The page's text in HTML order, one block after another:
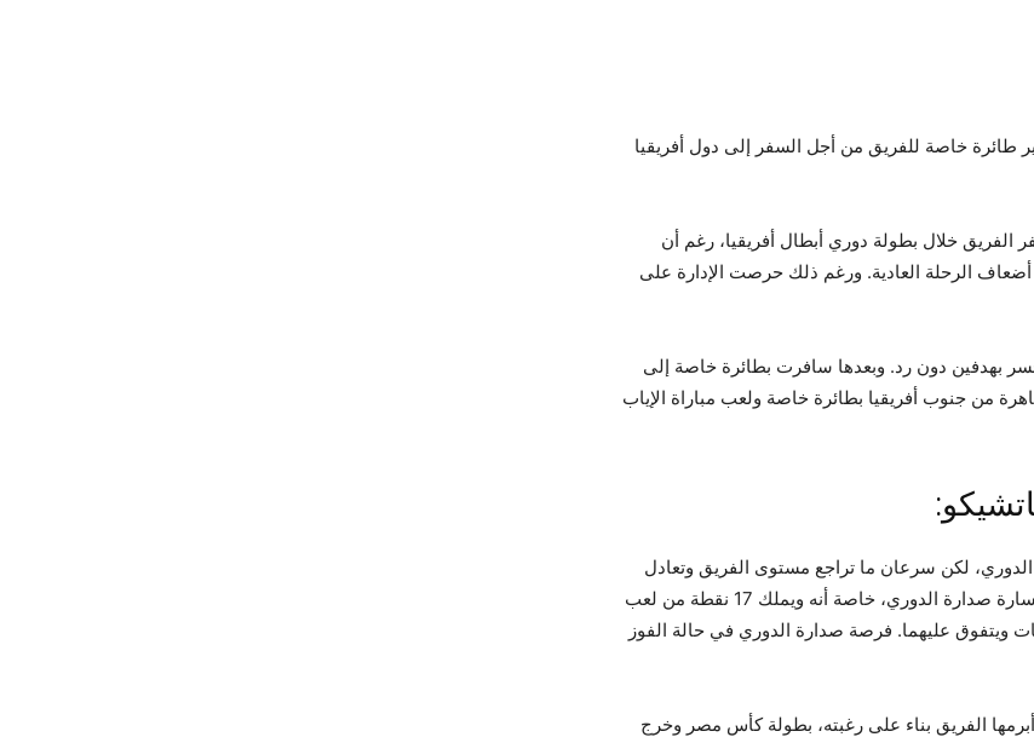
طائرة خاصة للفريق من أجل السفر إلى دول أفريقيا
الفريق خلال بطولة دوري أبطال أفريقيا، رغم أن
يقرب من 400 ألف دولار، وهو أضعاف الرحلة العادية. ورغم ذلك حرصت الإدارة على
بهدفين دون رد. وبعدها سافرت بطائرة خاصة إلى
داونز وتعادلا 0-0. وعاد إلى القاهرة من جنوب أفريقيا بطائرة خاصة ولعب مباراة الإياب
لكن سرعان ما تراجع مستوى الفريق وتعادل
أمام بلدية المحلة في آخر مبارياته بالدوري، وبات مهددا بخسارة صدارة الدوري، خاصة أنه ويملك 17 نقطة من لعب
فيما يملك منافسه الأهلي 14 نقطة من 6 مباريات ويتفوق عليهما. فرصة صدارة الدوري في حالة الفوز
الفريق بناء على رغبته، بطولة كأس مصر وخرج